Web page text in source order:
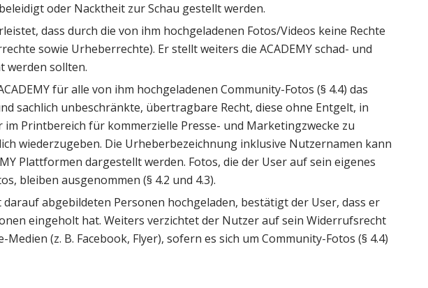
oder Nacktheit zur Schau gestellt werden.
dass durch die von ihm hochgeladenen Fotos/Videos keine Rechte
sowie Urheberrechte). Er stellt weiters die ACADEMY schad- und
werden sollten.
für alle von ihm hochgeladenen Community-Fotos (§ 4.4) das
sachlich unbeschränkte, übertragbare Recht, diese ohne Entgelt, in
Printbereich für kommerzielle Presse- und Marketingzwecke zu
wiederzugeben. Die Urheberbezeichnung inklusive Nutzernamen kann
Plattformen dargestellt werden. Fotos, die der User auf sein eigenes
bleiben ausgenommen (§ 4.2 und 4.3).
abgebildeten Personen hochgeladen, bestätigt der User, dass er
eingeholt hat. Weiters verzichtet der Nutzer auf sein Widerrufsrecht
(z. B. Facebook, Flyer), sofern es sich um Community-Fotos (§ 4.4)